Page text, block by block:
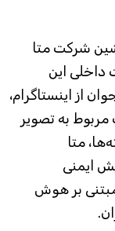
پیشین شرکت متا
داخلی این
از اینستاگرام،
به تصویر
متا
ایمنی
مبتنی بر هوش